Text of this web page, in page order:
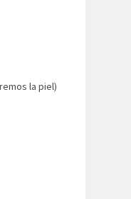
la piel)